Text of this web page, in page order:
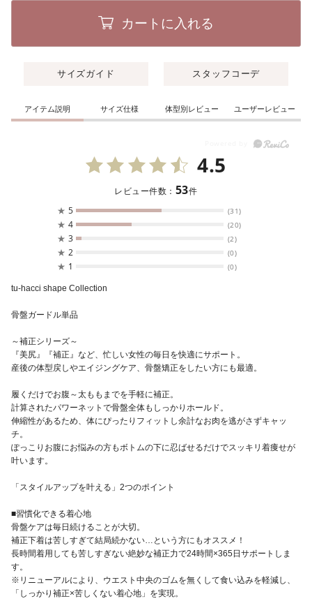
カートに入れる
サイズガイド スタッフコーデ
アイテム説明 サイズ仕様 体型別レビュー ユーザーレビュー
4.5
レビュー件数： 53件
★ 5 (31)
★ 4 (20)
★ 3 (2)
★ 2 (0)
★ 1 (0)
tu-hacci shape Collection
骨盤ガードル単品
～補正シリーズ～
『美尻』『補正』など、忙しい女性の毎日を快適にサポート。
産後の体型戻しやエイジングケア、骨盤矯正をしたい方にも最適。
履くだけでお腹～太ももまでを手軽に補正。
計算されたパワーネットで骨盤全体もしっかりホールド。
伸縮性があるため、体にぴったりフィットし余計なお肉を逃がさずキャッ
チ。
ぽっこりお腹にお悩みの方もボトムの下に忍ばせるだけでスッキリ着痩せが
叶います。
「スタイルアップを叶える」2つのポイント
■習慣化できる着心地
骨盤ケアは毎日続けることが大切。
補正下着は苦しすぎて結局続かない…という方にもオススメ！
長時間着用しても苦しすぎない絶妙な補正力で24時間×365日サポートしま
す。
※リニューアルにより、ウエスト中央のゴムを無くして食い込みを軽減し、
「しっかり補正×苦しくない着心地」を実現。